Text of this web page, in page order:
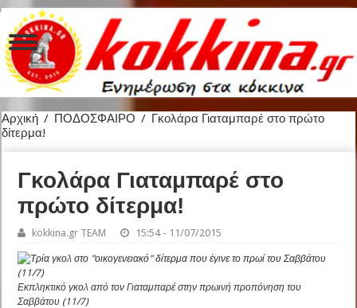
Αρχική / ΠΟΔΟΣΦΑΙΡΟ / Γκολάρα Γιαταμπαρέ στο πρώτο
δίτερμα!
Γκολάρα Γιαταμπαρέ στο
πρώτο δίτερμα!
kokkina.gr TEAM 15:54 - 11/07/2015
Εκπληκτικό γκολ από τον Γιαταμπαρέ στην πρωινή προπόνηση του
Σαββάτου (11/7)